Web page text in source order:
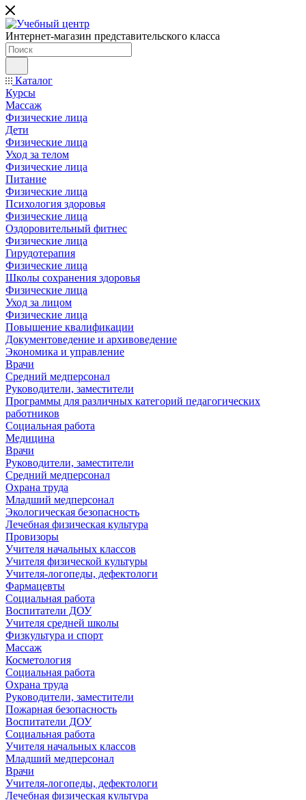
Интернет-магазин представительского класса
Каталог
Курсы
Массаж
Физические лица
Дети
Физические лица
Уход за телом
Физические лица
Питание
Физические лица
Психология здоровья
Физические лица
Оздоровительный фитнес
Физические лица
Гирудотерапия
Физические лица
Школы сохранения здоровья
Физические лица
Уход за лицом
Физические лица
Повышение квалификации
Документоведение и архивоведение
Экономика и управление
Врачи
Средний медперсонал
Руководители, заместители
Программы для различных категорий педагогических
работников
Социальная работа
Медицина
Врачи
Руководители, заместители
Средний медперсонал
Охрана труда
Младший медперсонал
Экологическая безопасность
Лечебная физическая культура
Провизоры
Учителя начальных классов
Учителя физической культуры
Учителя-логопеды, дефектологи
Фармацевты
Социальная работа
Воспитатели ДОУ
Учителя средней школы
Физкультура и спорт
Массаж
Косметология
Социальная работа
Охрана труда
Руководители, заместители
Пожарная безопасность
Воспитатели ДОУ
Социальная работа
Учителя начальных классов
Младший медперсонал
Врачи
Учителя-логопеды, дефектологи
Лечебная физическая культура